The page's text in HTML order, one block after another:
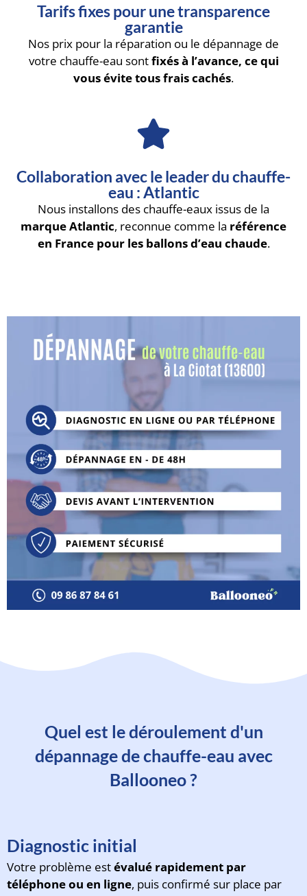
Tarifs fixes pour une transparence
garantie
Nos prix pour la réparation ou le dépannage de
votre chauffe-eau sontfixés à l’avance, ce qui
vous évite tous frais cachés.
Collaboration avec le leader du chauffe-
eau : Atlantic
Nous installons des chauffe-eaux issus de la
marque Atlantic, reconnue comme la référence
en France pour les ballons d’eau chaude.
Quel est le déroulement d'un
dépannage de chauffe-eau avec
Ballooneo ?
Diagnostic initial
Votre problème estévalué rapidement par
téléphone ou en ligne, puis confirmé sur place par